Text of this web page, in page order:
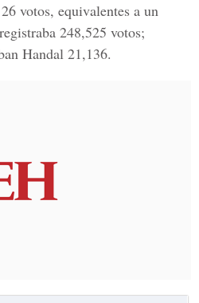
votos, equivalentes a un
248,525 votos;
Handal 21,136.